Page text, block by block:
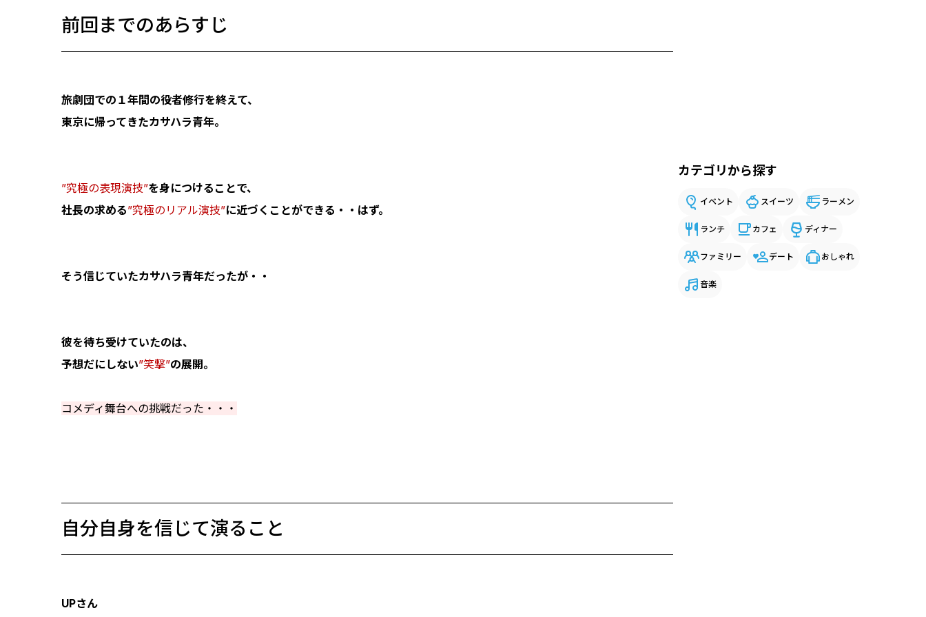
前回までのあらすじ
旅劇団での１年間の役者修行を終えて、
東京に帰ってきたカサハラ青年。
”究極の表現演技”を身につけることで、
社長の求める”究極のリアル演技”に近づくことができる・・はず。
そう信じていたカサハラ青年だったが・・
彼を待ち受けていたのは、
予想だにしない”笑撃”の展開。
コメディ舞台への挑戦だった・・・
自分自身を信じて演ること
UPさん
カテゴリから探す
イベント スイーツ ラーメン
ランチ カフェ ディナー
ファミリー デート おしゃれ
音楽